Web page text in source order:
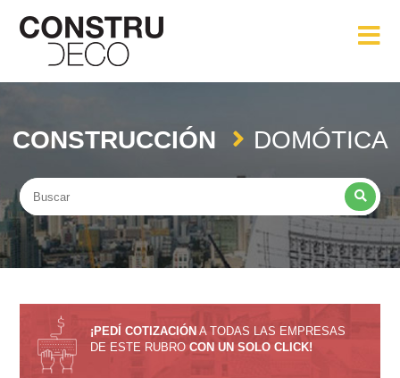
CONSTRUCCIÓN DOMÓTICA
¡PEDÍ COTIZACIÓN A TODAS LAS EMPRESAS
DE ESTE RUBROCON UN SOLO CLICK!